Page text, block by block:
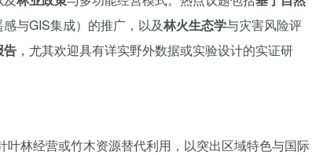
与GIS集成）的推广，以及林火生态学与灾害风险评
告 ，尤其欢迎具有详实野外数据或实验设计的实证研
叶林经营或竹木资源替代利用，以突出区域特色与国际